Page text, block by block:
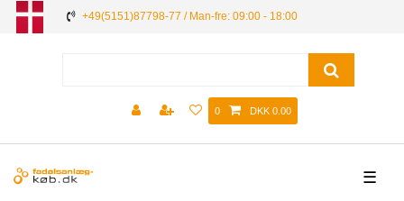
+49(5151)87798-77 / Man-fre: 09:00 - 18:00
0 DKK 0.00
☰